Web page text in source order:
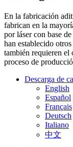
En la fabricación
fabrican en la
por láser con base
han establecido
también requieren el
proceso de
Descarga de
English
Español
Français
Deutsch
Italiano
中文